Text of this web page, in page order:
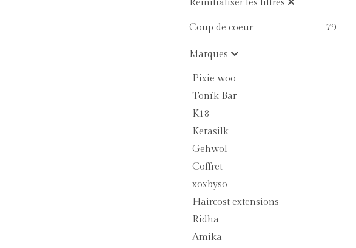
Réinitialiser les filtres
Coup de coeur 79
Marques
Pixie woo
Tonïk Bar
K18
Kerasilk
Gehwol
Coffret
xoxbyso
Haircost extensions
Ridha
Amika